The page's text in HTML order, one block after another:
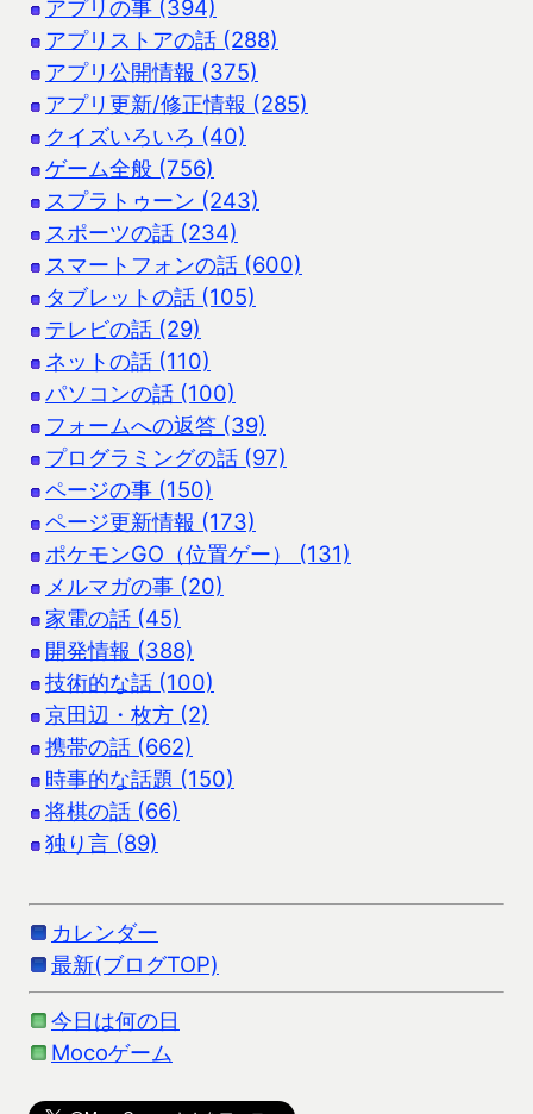
アプリの事 (394)
アプリストアの話 (288)
アプリ公開情報 (375)
アプリ更新/修正情報 (285)
クイズいろいろ (40)
ゲーム全般 (756)
スプラトゥーン (243)
スポーツの話 (234)
スマートフォンの話 (600)
タブレットの話 (105)
テレビの話 (29)
ネットの話 (110)
パソコンの話 (100)
フォームへの返答 (39)
プログラミングの話 (97)
ページの事 (150)
ページ更新情報 (173)
ポケモンGO（位置ゲー） (131)
メルマガの事 (20)
家電の話 (45)
開発情報 (388)
技術的な話 (100)
京田辺・枚方 (2)
携帯の話 (662)
時事的な話題 (150)
将棋の話 (66)
独り言 (89)
カレンダー
最新(ブログTOP)
今日は何の日
Mocoゲーム